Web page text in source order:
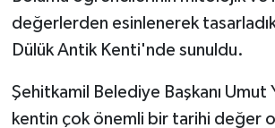
değerlerden esinlenerek
Dülük Antik Kenti'nde sunuldu.
Şehitkamil Belediye Başkanı Umut
kentin çok önemli bir tarihi değer